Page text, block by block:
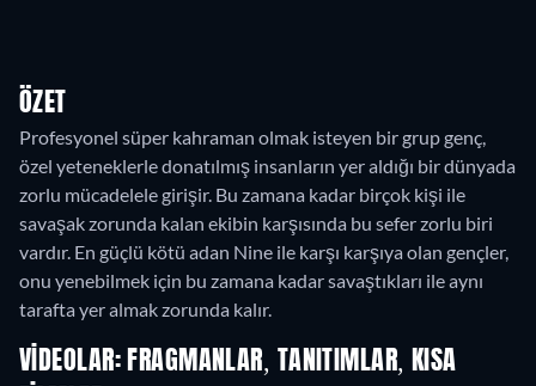
ÖZET
Profesyonel süper kahraman olmak isteyen bir grup genç,
özel yeteneklerle donatılmış insanların yer aldığı bir dünyada
zorlu mücadelele girişir. Bu zamana kadar birçok kişi ile
savaşak zorunda kalan ekibin karşısında bu sefer zorlu biri
vardır. En güçlü kötü adan Nine ile karşı karşıya olan gençler,
onu yenebilmek için bu zamana kadar savaştıkları ile aynı
tarafta yer almak zorunda kalır.
VIDEOLAR: FRAGMANLAR, TANITIMLAR, KISA